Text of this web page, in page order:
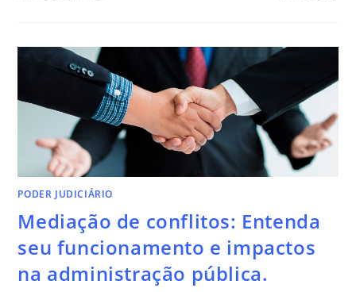
PODER JUDICIÁRIO
Mediação de conflitos: Entenda
seu funcionamento e impactos
na administração pública.